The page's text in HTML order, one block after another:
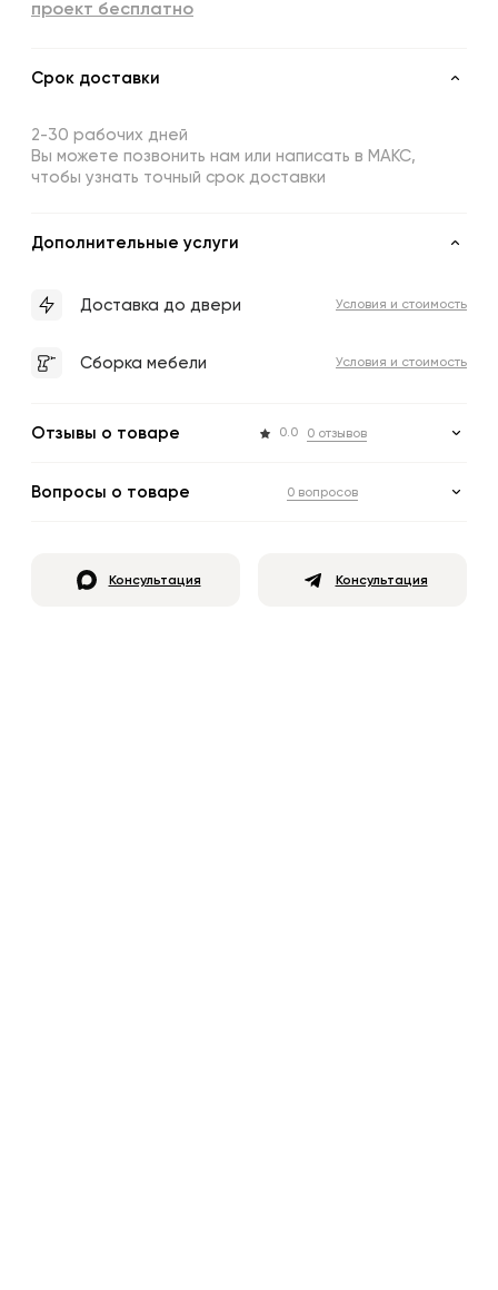
проект бесплатно
Срок доставки
2-30 рабочих дней
Вы можете позвонить нам или написать в МАКС,
чтобы узнать точный срок доставки
Дополнительные услуги
Доставка до двери Условия и стоимость
Сборка мебели Условия и стоимость
Отзывы о товаре 0.0 0 отзывов
Вопросы о товаре 0 вопросов
Консультация Консультация